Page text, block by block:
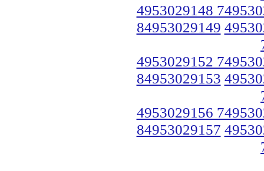
4953029148
84953029149
4953029152
84953029153
4953029156
84953029157